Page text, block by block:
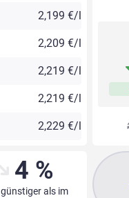
2,199 €/l
2,209 €/l
2,219 €/l
2,219 €/l
2,229 €/l
4 %
günstiger als im